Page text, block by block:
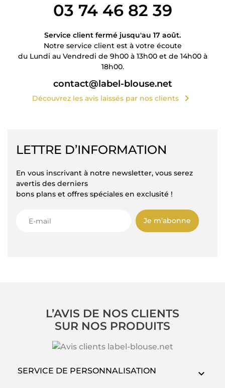
03 74 46 82 39
Service client fermé jusqu'au 17 août.
Notre service client est à votre écoute
du Lundi au Vendredi de 9h00 à 13h00 et de 14h00 à
18h00.
contact@label-blouse.net
Découvrez les avis laissés par nos clients chevron_right
LETTRE D’INFORMATION
En vous inscrivant à notre newsletter, vous serez
avertis des derniers
bons plans et offres spéciales en exclusité !
Je m’abonne
L’AVIS DE NOS CLIENTS
SUR NOS PRODUITS
SERVICE DE PERSONNALISATION